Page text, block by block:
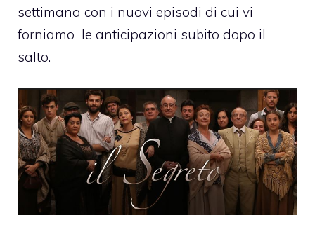
settimana con i nuovi episodi di cui vi
forniamo le anticipazioni subito dopo il
salto.